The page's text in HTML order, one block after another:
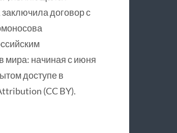
договор с
мира: начиная с июня
доступе в
(CC BY).